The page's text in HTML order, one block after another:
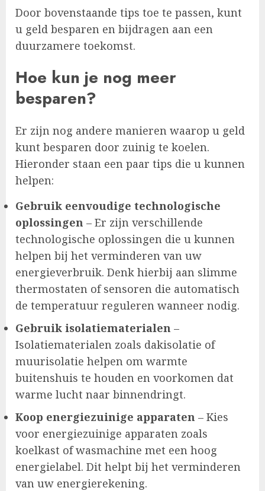
Door bovenstaande tips toe te passen, kunt
u geld besparen en bijdragen aan een
duurzamere toekomst.
Hoe kun je nog meer
besparen?
Er zijn nog andere manieren waarop u geld
kunt besparen door zuinig te koelen.
Hieronder staan ​​een paar tips die u kunnen
helpen:
Gebruik eenvoudige technologische
oplossingen – Er zijn verschillende
technologische oplossingen die u kunnen
helpen bij het verminderen van uw
energieverbruik. Denk hierbij aan slimme
thermostaten of sensoren die automatisch
de temperatuur reguleren wanneer nodig.
Gebruik isolatiematerialen –
Isolatiematerialen zoals dakisolatie of
muurisolatie helpen om warmte
buitenshuis te houden en voorkomen dat
warme lucht naar binnendringt.
Koop energiezuinige apparaten – Kies
voor energiezuinige apparaten zoals
koelkast of wasmachine met een hoog
energielabel. Dit helpt bij het verminderen
van uw energierekening.